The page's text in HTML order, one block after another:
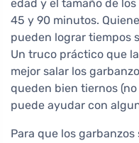
edad y el tamaño de
45 y 90 minutos.
pueden lograr tiempos
Un truco práctico que
mejor salar los
queden bien tiernos
puede ayudar con
Para que los